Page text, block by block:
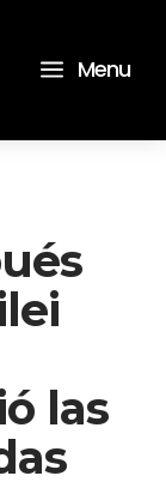
a Menu
las